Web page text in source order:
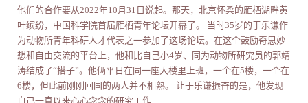
他们的合作要从2022年10月31日说起。那天，北京怀柔的雁栖湖畔黄
叶缤纷，中国科学院首届雁栖青年论坛开幕了。 当时35岁的于乐谦作
为动物所青年科研人才代表之一参加了这场论坛。在这个鼓励奇思妙
想和自由交流的平台上，他和比自己小4岁、同为动物所研究员的郭靖
涛结成了“搭子”。他俩平日在同一座大楼里上班，一个在5楼，一个在
6楼，但此前刚刚回国的两人并不相熟。 让于乐谦振奋的是，他发现
自己一直以来心心念念的研究工作...